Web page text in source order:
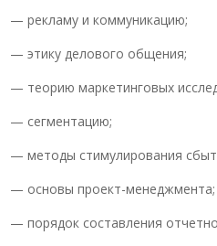
— рекламу и коммуникацию;
— этику делового общения;
— теорию маркетинговых
— сегментацию;
— методы стимулирования
— основы проект-менеджмента;
— порядок составления